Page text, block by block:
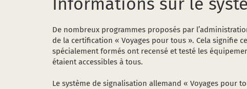
De nombreux programmes proposés par
de la certification « Voyages pour tous ». Cela signifie
spécialement formés ont recensé et testé les
étaient accessibles à tous.
Le système de signalisation allemand « Voyages pour